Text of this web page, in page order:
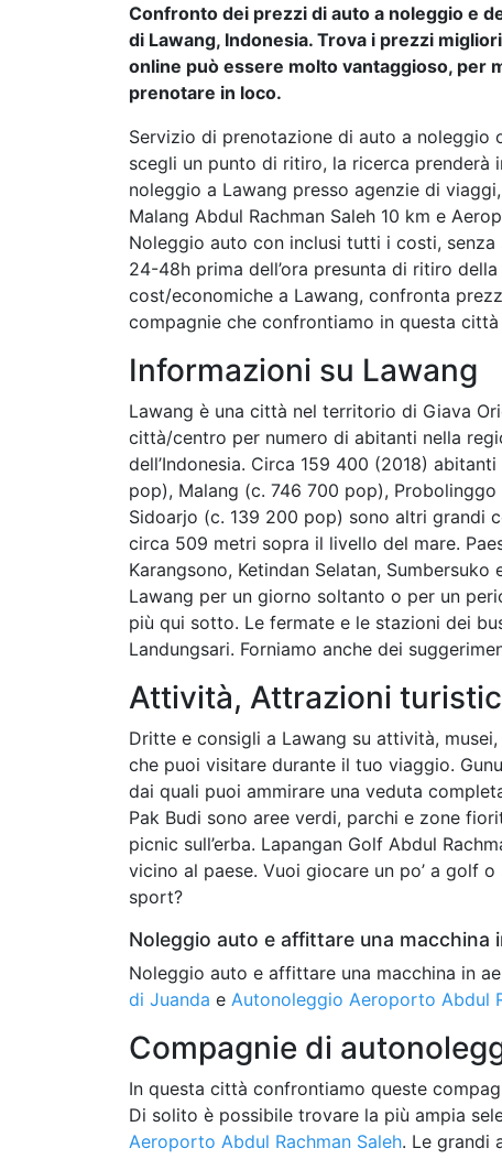
Confronto dei prezzi di auto a noleggio e
di Lawang, Indonesia. Trova i prezzi
online può essere molto vantaggioso, per
prenotare in loco.
Servizio di prenotazione di auto a noleggio
scegli un punto di ritiro, la ricerca
noleggio a Lawang presso agenzie di
Malang Abdul Rachman Saleh 10 km e
Noleggio auto con inclusi tutti i costi,
24-48h prima dell’ora presunta di ritiro
cost/economiche a Lawang, confronta
compagnie che confrontiamo in questa
Informazioni su Lawang
Lawang è una città nel territorio di Giava
città/centro per numero di abitanti nella
dell’Indonesia. Circa 159 400 (2018)
pop), Malang (c. 746 700 pop),
Sidoarjo (c. 139 200 pop) sono altri grandi
circa 509 metri sopra il livello del mare.
Karangsono, Ketindan Selatan,
Lawang per un giorno soltanto o per un
più qui sotto. Le fermate e le stazioni dei
Landungsari. Forniamo anche dei
Attività, Attrazioni
Dritte e consigli a Lawang su attività,
che puoi visitare durante il tuo viaggio.
dai quali puoi ammirare una veduta
Pak Budi sono aree verdi, parchi e zone
picnic sull’erba. Lapangan Golf Abdul
vicino al paese. Vuoi giocare un po’ a golf
sport?
Noleggio auto e affittare una macchina
Noleggio auto e affittare una macchina in
di Juanda e Autonoleggio Aeroporto Abdul
Compagnie di
In questa città confrontiamo queste
Di solito è possibile trovare la più ampia
Aeroporto Abdul Rachman Saleh. Le grandi